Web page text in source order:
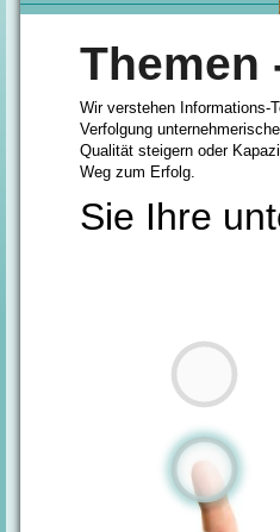
Themen
Wir verstehen Informations-
Verfolgung
Qualität steigern oder
Weg zum Erfolg.
Sie Ihre